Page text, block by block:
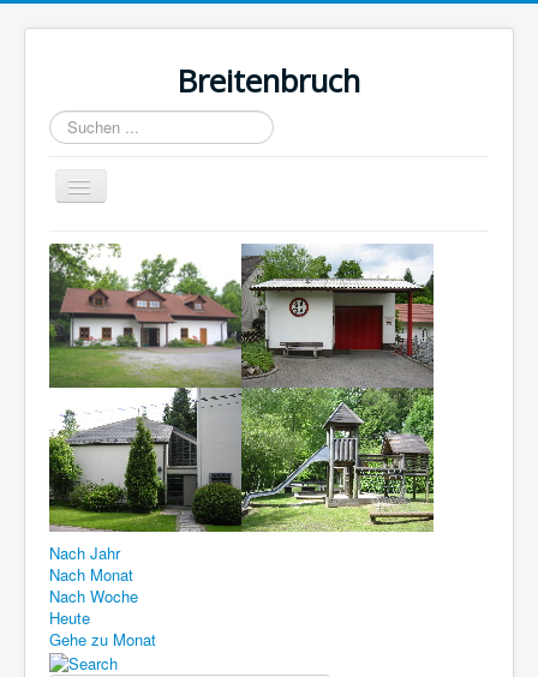
Breitenbruch
Suchen
...
Navigation
an/aus
Home
Nach Jahr
Nach Monat
Nach Woche
Heute
Gehe zu Monat